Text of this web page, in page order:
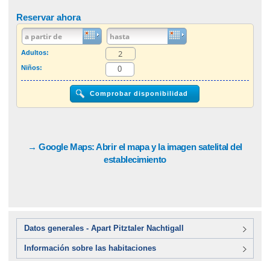
Oferta de última hora + Oferta global
otro país
Reservar ahora
Adultos:
Niños:
→ Google Maps: Abrir el mapa y la imagen satelital del
establecimiento
Datos generales - Apart Pitztaler Nachtigall
Información sobre las habitaciones